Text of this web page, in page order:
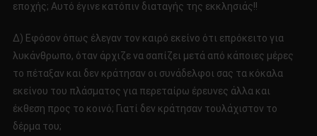
εποχής; Αυτό έγινε κατόπιν διαταγής της εκκλησιάς!!
Δ) Εφόσον όπως έλεγαν τον καιρό εκείνο ότι επρόκειτο για
λυκάνθρωπο, όταν άρχιζε να σαπίζει μετά από κάποιες μέρες
το πέταξαν και δεν κράτησαν οι συνάδελφοι σας τα κόκαλα
εκείνου του πλάσματος για περεταίρω έρευνες άλλα και
έκθεση προς το κοινό; Γιατί δεν κράτησαν τουλάχιστον το
δέρμα του;